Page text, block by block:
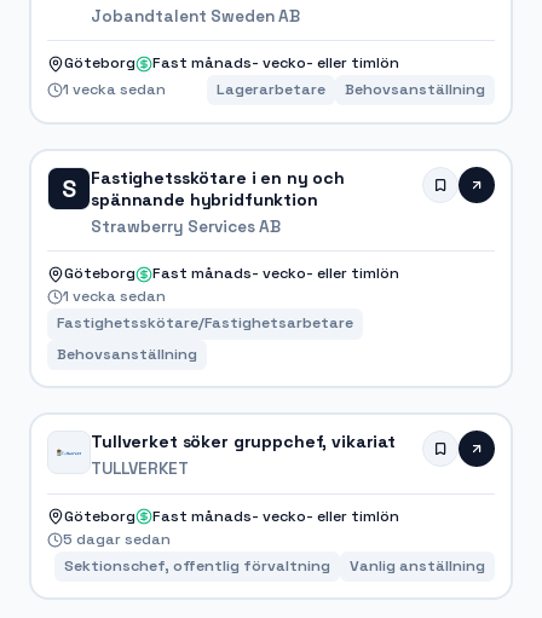
Jobandtalent Sweden AB
Göteborg
Fast månads- vecko- eller timlön
1 vecka sedan
Lagerarbetare Behovsanställning
S
Fastighetsskötare i en ny och
spännande hybridfunktion
Strawberry Services AB
Göteborg
Fast månads- vecko- eller timlön
1 vecka sedan
Fastighetsskötare/Fastighetsarbetare
Behovsanställning
Tullverket söker gruppchef, vikariat
TULLVERKET
Göteborg
Fast månads- vecko- eller timlön
5 dagar sedan
Sektionschef, offentlig förvaltning
Vanlig anställning